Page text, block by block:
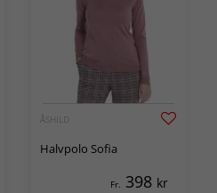
ÅSHILD
Halvpolo Sofia
Fr. 398 kr